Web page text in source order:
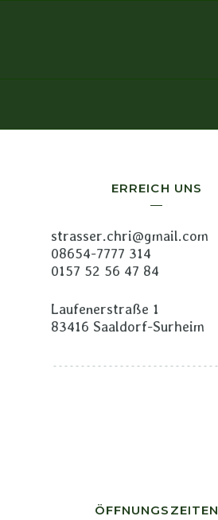
ERREICH UNS
strasser.chri@gmail.com
08654-7777 314
0157 52 56 47 84
Laufenerstraße 1
83416 Saaldorf-Surheim
ÖFFNUNGSZEITEN